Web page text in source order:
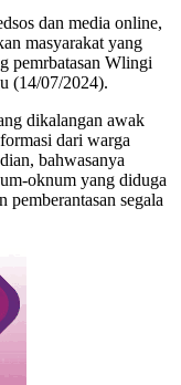
dan media online,
masyarakat yang
pemrbatasan Wlingi
(14/07/2024).
dikalangan awak
dari warga
bahwasanya
oknum yang diduga
pemberantasan segala